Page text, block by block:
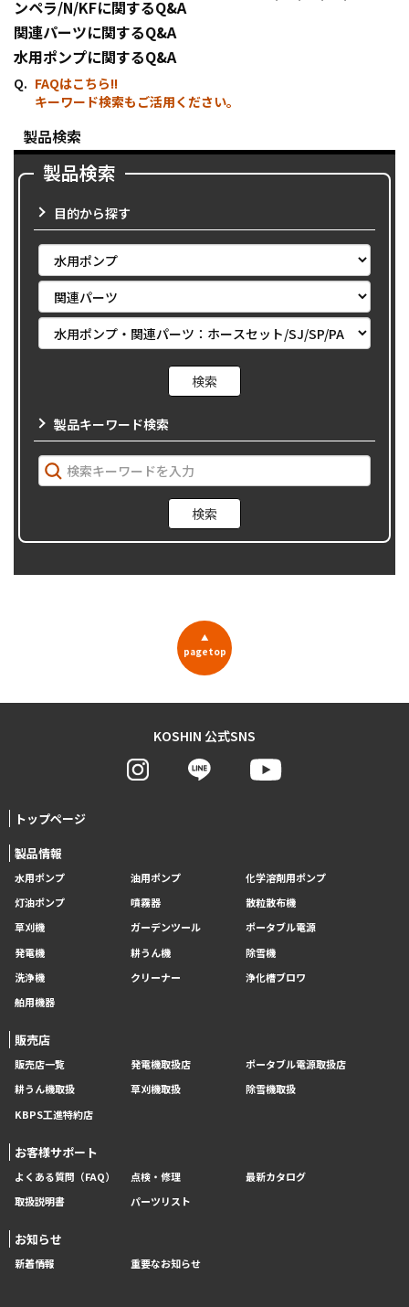
ンペラ/N/KFに関するQ&A
関連パーツに関するQ&A
水用ポンプに関するQ&A
FAQはこちら!!
キーワード検索もご活用ください。
製品検索
製品検索
目的から探す
製品キーワード検索
▲
pagetop
KOSHIN 公式SNS
トップページ
製品情報
水用ポンプ 油用ポンプ
化学溶剤用ポンプ
灯油ポンプ
噴霧器
散粒散布機
草刈機
ガーデンツール
ポータブル電源
発電機
耕うん機
除雪機
洗浄機
クリーナー
浄化槽ブロワ
舶用機器
販売店
販売店一覧 発電機取扱店
ポータブル電源取扱店
耕うん機取扱
草刈機取扱
除雪機取扱
KBPS工進特約店
お客様サポート
よくある質問（FAQ） 点検・修理
最新カタログ
取扱説明書
パーツリスト
お知らせ
新着情報 重要なお知らせ